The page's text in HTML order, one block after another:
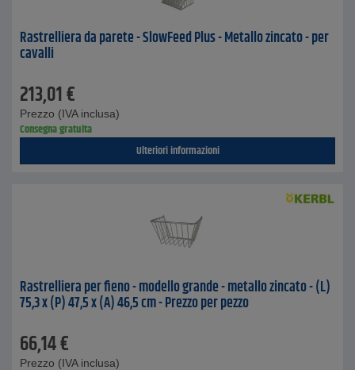
Rastrelliera da parete - SlowFeed Plus - Metallo zincato - per
cavalli
213,01€
Prezzo (IVA inclusa)
Consegna gratuita
Ulteriori informazioni
Rastrelliera per fieno - modello grande - metallo zincato - (L)
75,3 x (P) 47,5 x (A) 46,5 cm - Prezzo per pezzo
66,14€
Prezzo (IVA inclusa)